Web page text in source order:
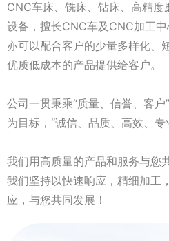
CNC车床、铣床、钻床、高精度
设备，擅长CNC车及CNC加工中
亦可以配合客户的少量多样化、
优质低成本的产品提供给客户。
公司一贯秉乘“质量、信誉、客户
为目标，“诚信、品质、高效、专
我们用高质量的产品和服务与您
我们坚持以快速响应，精细加工
应，与您共同发展！